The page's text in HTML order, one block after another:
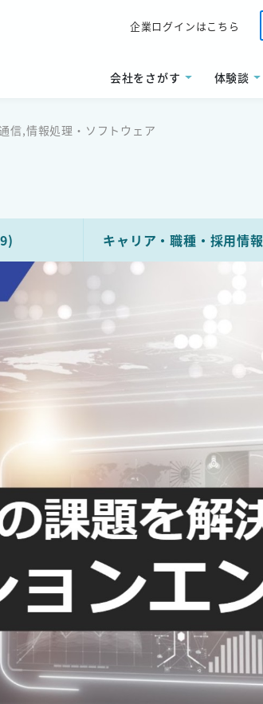
企業ログインはこちら
会社をさがす 体験談
信,情報処理・ソフトウェア
キャリア・職種 ・ 採用情報